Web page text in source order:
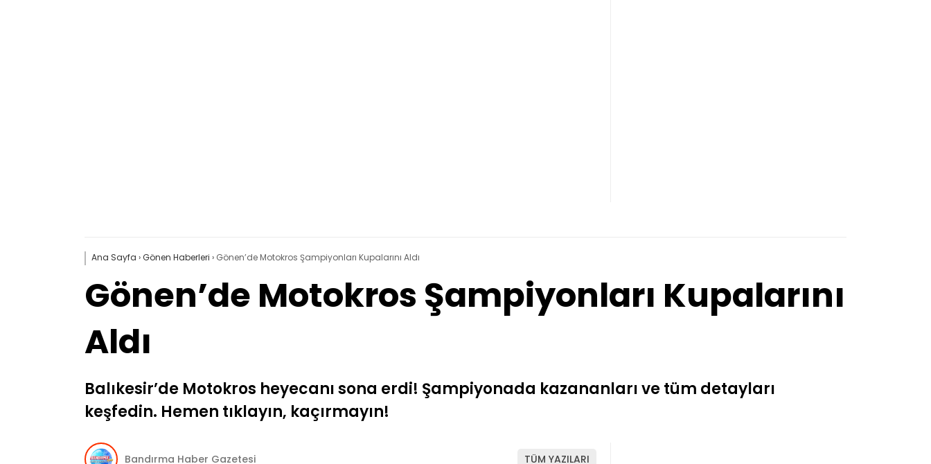
Ana Sayfa ›Gönen Haberleri › Gönen’de Motokros Şampiyonları Kupalarını Aldı
Gönen’de Motokros Şampiyonları Kupalarını
Aldı
Balıkesir’de Motokros heyecanı sona erdi! Şampiyonada kazananları ve tüm detayları
keşfedin. Hemen tıklayın, kaçırmayın!
Bandırma Haber Gazetesi TÜM YAZILARI